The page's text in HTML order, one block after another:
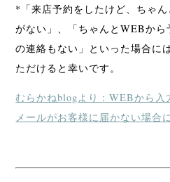
*「来店予約をしたけど、ちゃ
がない」、「ちゃんとWEBか
の連絡もない」といった場合に
ただけると幸いです。
むらかねblogより：WEBから入
メールがお客様に届かない場合